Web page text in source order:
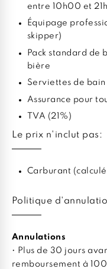
entre 10h00 et
Équipage
skipper)
Pack standard de
bière
Serviettes de bain
Assurance pour
TVA (21%)
Le prix n'inclut pas:
Carburant
Politique
Annulations
• Plus de 30 jours
remboursement à